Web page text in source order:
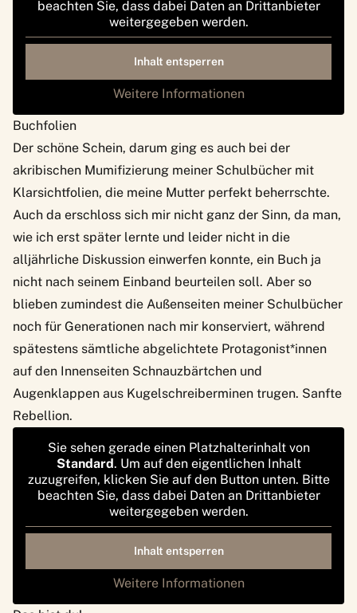
beachten Sie, dass dabei Daten an Drittanbieter
weitergegeben werden.
Inhalt entsperren
Weitere Informationen
Buchfolien
Der schöne Schein, darum ging es auch bei der
akribischen Mumifizierung meiner Schulbücher mit
Klarsichtfolien, die meine Mutter perfekt beherrschte.
Auch da erschloss sich mir nicht ganz der Sinn, da man,
wie ich erst später lernte und leider nicht in die
alljährliche Diskussion einwerfen konnte, ein Buch ja
nicht nach seinem Einband beurteilen soll. Aber so
blieben zumindest die Außenseiten meiner Schulbücher
noch für Generationen nach mir konserviert, während
spätestens sämtliche abgelichtete Protagonist*innen
auf den Innenseiten Schnauzbärtchen und
Augenklappen aus Kugelschreiberminen trugen. Sanfte
Rebellion.
Sie sehen gerade einen Platzhalterinhalt von
Standard. Um auf den eigentlichen Inhalt
zuzugreifen, klicken Sie auf den Button unten. Bitte
beachten Sie, dass dabei Daten an Drittanbieter
weitergegeben werden.
Inhalt entsperren
Weitere Informationen